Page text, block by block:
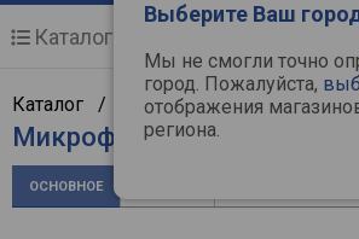
Выберите Ваш
Мы не смогли точно
город. Пожалуйста,
отображения
региона.
Каталог
Каталог / Аудиотехника/
Микрофон Maono AU-A03
ОСНОВНОЕ